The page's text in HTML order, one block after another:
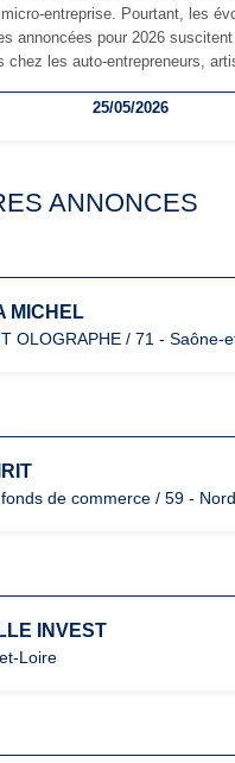
entreprise. Pourtant, les
annoncées pour 2026
chez les auto-entrepreneurs,
risque de bascule vers la TVA :
25/05/2026
ANNONCES
MICHEL
OLOGRAPHE / 71 - Saône-
de commerce / 59 - Nord
INVEST
Loire